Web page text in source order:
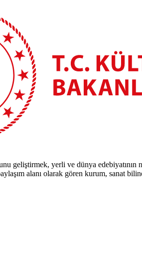
geliştirmek, yerli ve dünya edebiyatının
alanı olarak gören kurum, sanat